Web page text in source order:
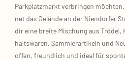
Park­platz­markt ver­brin­gen
net das Gelän­de an der Nien­dor­fer
dir eine brei­te Mischung aus
halts­wa­ren, Samm­ler­ar­ti­keln und
offen, freund­lich und ide­al für